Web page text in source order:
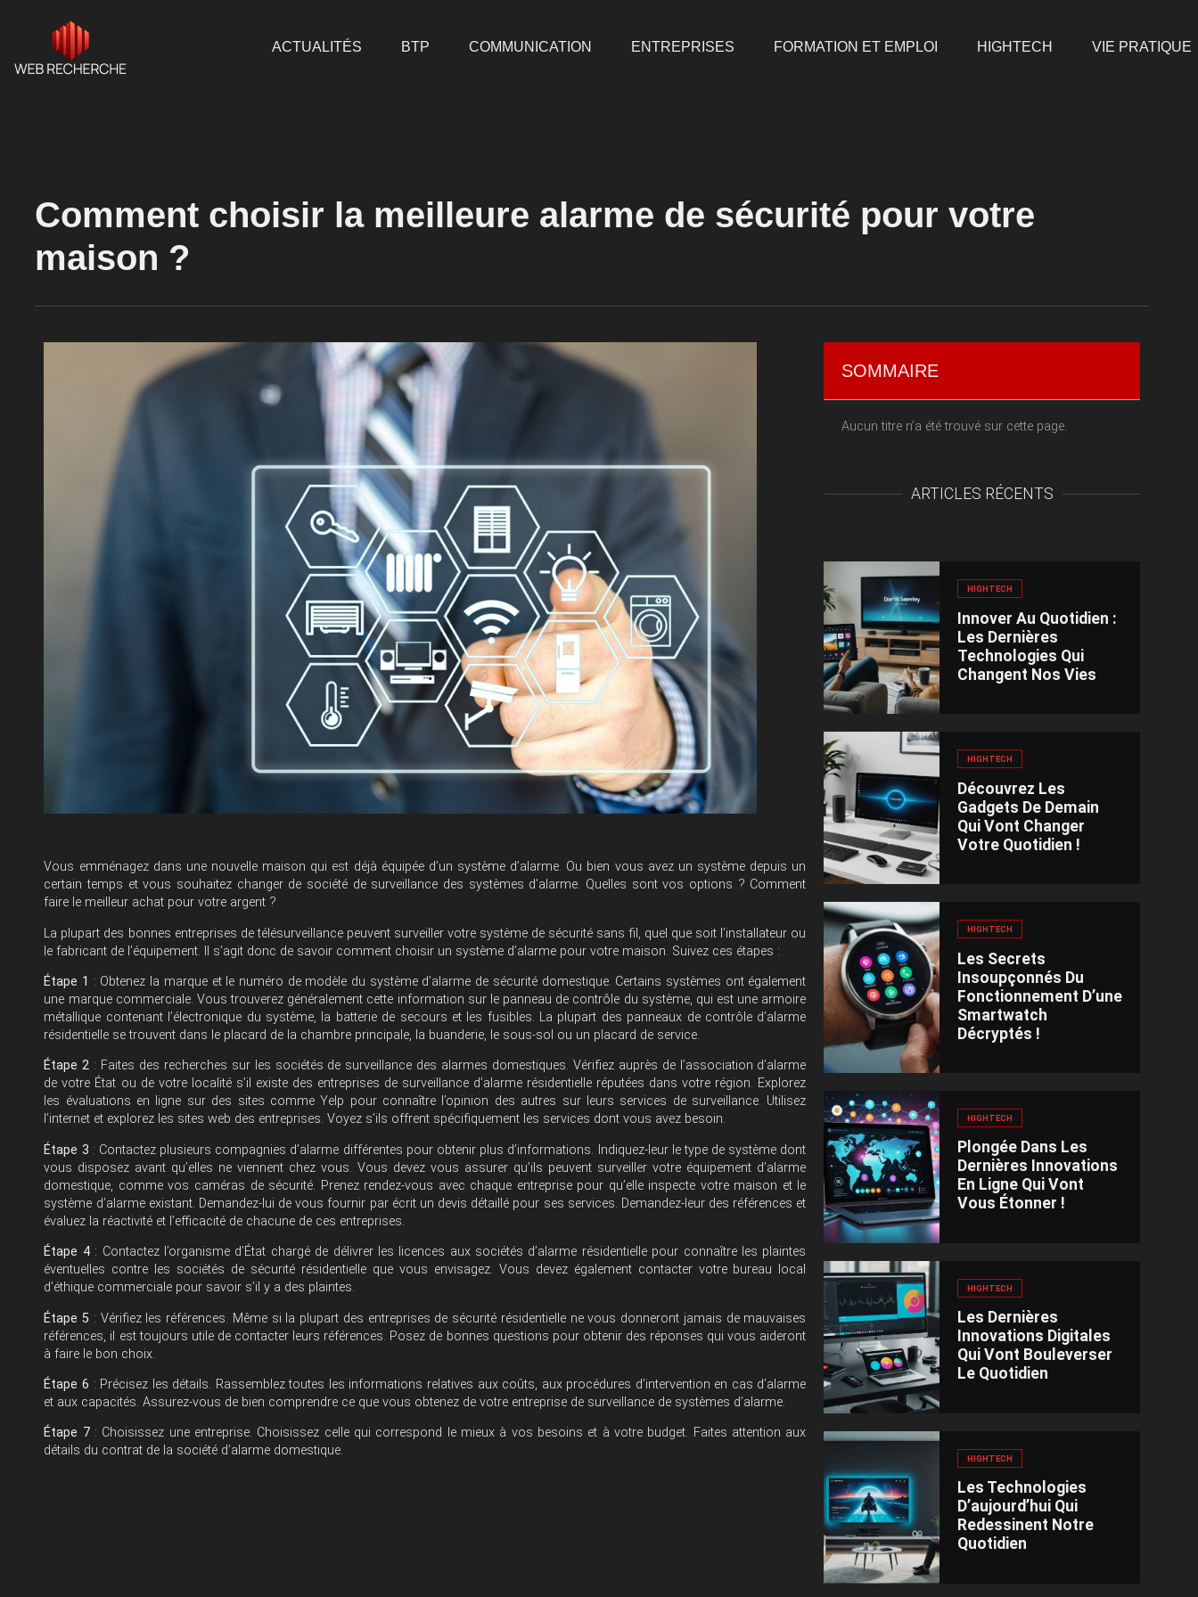
ACTUALITÉS BTP COMMUNICATION ENTREPRISES FORMATION ET EMPLOI HIGHTECH VIE PRATIQUE
Comment choisir la meilleure alarme de sécurité pour votre
maison ?
Vous emménagez dans une nouvelle maison qui est déjà équipée d’un système d’alarme. Ou bien vous avez un système depuis un
certain temps et vous souhaitez changer de société de surveillance des systèmes d’alarme. Quelles sont vos options ? Comment
faire le meilleur achat pour votre argent ?
La plupart des bonnes entreprises de télésurveillance peuvent surveiller votre système de sécurité sans fil, quel que soit l’installateur ou
le fabricant de l’équipement. Il s’agit donc de savoir comment choisir un système d’alarme pour votre maison. Suivez ces étapes :
Étape 1 : Obtenez la marque et le numéro de modèle du système d’alarme de sécurité domestique. Certains systèmes ont également
une marque commerciale. Vous trouverez généralement cette information sur le panneau de contrôle du système, qui est une armoire
métallique contenant l’électronique du système, la batterie de secours et les fusibles. La plupart des panneaux de contrôle d’alarme
résidentielle se trouvent dans le placard de la chambre principale, la buanderie, le sous-sol ou un placard de service.
Étape 2 : Faites des recherches sur les sociétés de surveillance des alarmes domestiques. Vérifiez auprès de l’association d’alarme
de votre État ou de votre localité s’il existe des entreprises de surveillance d’alarme résidentielle réputées dans votre région. Explorez
les évaluations en ligne sur des sites comme Yelp pour connaître l’opinion des autres sur leurs services de surveillance. Utilisez
l’internet et explorez les sites web des entreprises. Voyez s’ils offrent spécifiquement les services dont vous avez besoin.
Étape 3 : Contactez plusieurs compagnies d’alarme différentes pour obtenir plus d’informations. Indiquez-leur le type de système dont
vous disposez avant qu’elles ne viennent chez vous. Vous devez vous assurer qu’ils peuvent surveiller votre équipement d’alarme
domestique, comme vos caméras de sécurité. Prenez rendez-vous avec chaque entreprise pour qu’elle inspecte votre maison et le
système d’alarme existant. Demandez-lui de vous fournir par écrit un devis détaillé pour ses services. Demandez-leur des références et
évaluez la réactivité et l’efficacité de chacune de ces entreprises.
Étape 4: Contactez l’organisme d’État chargé de délivrer les licences aux sociétés d’alarme résidentielle pour connaître les plaintes
éventuelles contre les sociétés de sécurité résidentielle que vous envisagez. Vous devez également contacter votre bureau local
d’éthique commerciale pour savoir s’il y a des plaintes.
Étape 5 : Vérifiez les références. Même si la plupart des entreprises de sécurité résidentielle ne vous donneront jamais de mauvaises
références, il est toujours utile de contacter leurs références. Posez de bonnes questions pour obtenir des réponses qui vous aideront
à faire le bon choix.
Étape 6 : Précisez les détails. Rassemblez toutes les informations relatives aux coûts, aux procédures d’intervention en cas d’alarme
et aux capacités. Assurez-vous de bien comprendre ce que vous obtenez de votre entreprise de surveillance de systèmes d’alarme.
Étape 7: Choisissez une entreprise. Choisissez celle qui correspond le mieux à vos besoins et à votre budget. Faites attention aux
détails du contrat de la société d’alarme domestique.
SOMMAIRE
Aucun titre n’a été trouvé sur cette page.
ARTICLES RÉCENTS
HIGHTECH
Innover Au Quotidien :
Les Dernières
Technologies Qui
Changent Nos Vies
HIGHTECH
Découvrez Les
Gadgets De Demain
Qui Vont Changer
Votre Quotidien !
HIGHTECH
Les Secrets
Insoupçonnés Du
Fonctionnement D’une
Smartwatch
Décryptés !
HIGHTECH
Plongée Dans Les
Dernières Innovations
En Ligne Qui Vont
Vous Étonner !
HIGHTECH
Les Dernières
Innovations Digitales
Qui Vont Bouleverser
Le Quotidien
HIGHTECH
Les Technologies
D’aujourd’hui Qui
Redessinent Notre
Quotidien